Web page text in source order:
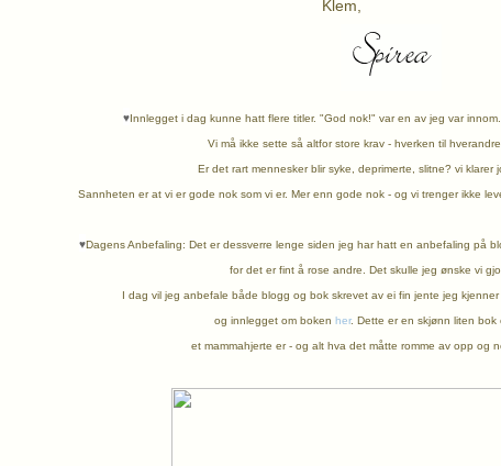
Klem,
♥Innlegget i dag kunne hatt flere titler. "God nok!" var en av jeg var
Vi må ikke sette så altfor store krav - hverken til hverandre
Er det rart mennesker blir syke, deprimerte, slitne? vi klarer
Sannheten er at vi er gode nok som vi er. Mer enn gode nok - og vi trenger ikke
♥Dagens Anbefaling: Det er dessverre lenge siden jeg har hatt en anbefaling på
for det er fint å rose andre. Det skulle jeg ønske vi
I dag vil jeg anbefale både blogg og bok skrevet av ei fin jente jeg
og innlegget om boken her. Dette er en skjønn liten bok
et mammahjerte er - og alt hva det måtte romme av opp og